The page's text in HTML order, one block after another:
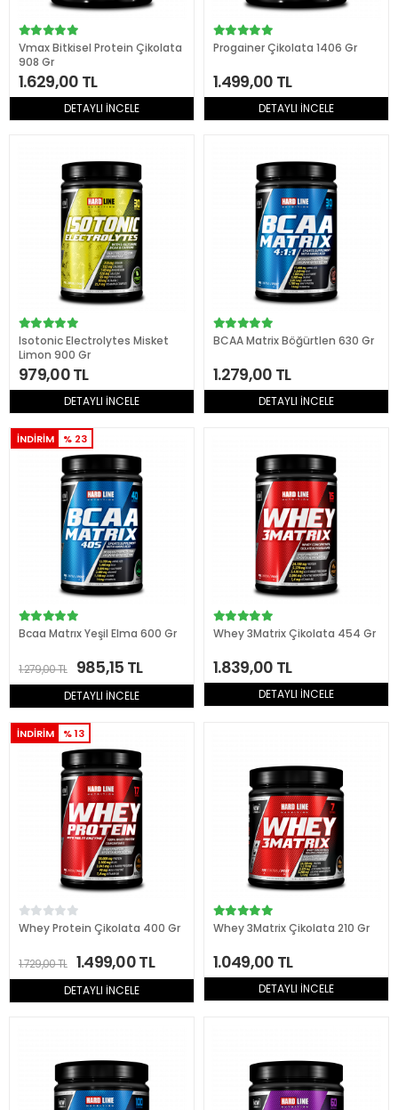
Vmax Bitkisel Protein Çikolata
908 Gr
1.629,00 TL
DETAYLI İNCELE
Progainer Çikolata 1406 Gr
1.499,00 TL
DETAYLI İNCELE
Isotonic Electrolytes Misket
Limon 900 Gr
979,00 TL
DETAYLI İNCELE
BCAA Matrix Böğürtlen 630 Gr
1.279,00 TL
DETAYLI İNCELE
İNDİRİM % 23
Bcaa Matrıx Yeşil Elma 600 Gr
1.279,00 TL 985,15 TL
DETAYLI İNCELE
Whey 3Matrix Çikolata 454 Gr
1.839,00 TL
DETAYLI İNCELE
İNDİRİM % 13
Whey Protein Çikolata 400 Gr
1.729,00 TL 1.499,00 TL
DETAYLI İNCELE
Whey 3Matrix Çikolata 210 Gr
1.049,00 TL
DETAYLI İNCELE